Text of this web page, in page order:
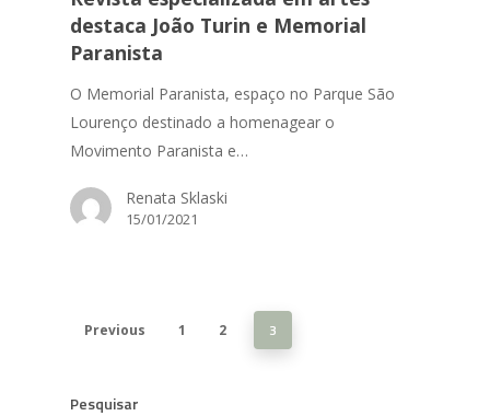
destaca João Turin e Memorial
Paranista
O Memorial Paranista, espaço no Parque São
Lourenço destinado a homenagear o
Movimento Paranista e…
Renata Sklaski
15/01/2021
Previous 1 2 3
Pesquisar